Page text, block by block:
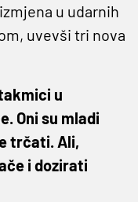
u udarnih
uvevši tri nova
u
Oni su mladi
trčati. Ali,
i dozirati